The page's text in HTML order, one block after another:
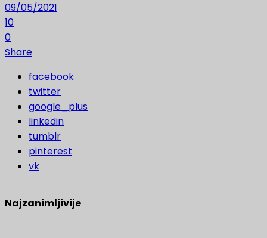
09/05/2021
10
0
Share
facebook
twitter
google_plus
linkedin
tumblr
pinterest
vk
Najzanimljivije